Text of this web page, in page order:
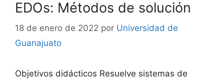
EDOs: Métodos de solución
18 de enero de 2022 por Universidad de
Guanajuato
Objetivos didácticos Resuelve sistemas de